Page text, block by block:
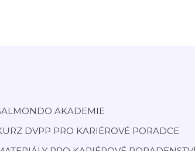
AKADEMIE
DVPP PRO KARIÉROVÉ PORADCE